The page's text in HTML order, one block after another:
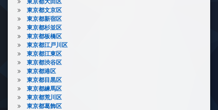
東京都大田区
東京都文京区
東京都新宿区
東京都杉並区
東京都板橋区
東京都江戸川区
東京都江東区
東京都渋谷区
東京都港区
東京都目黒区
東京都練馬区
東京都荒川区
東京都葛飾区